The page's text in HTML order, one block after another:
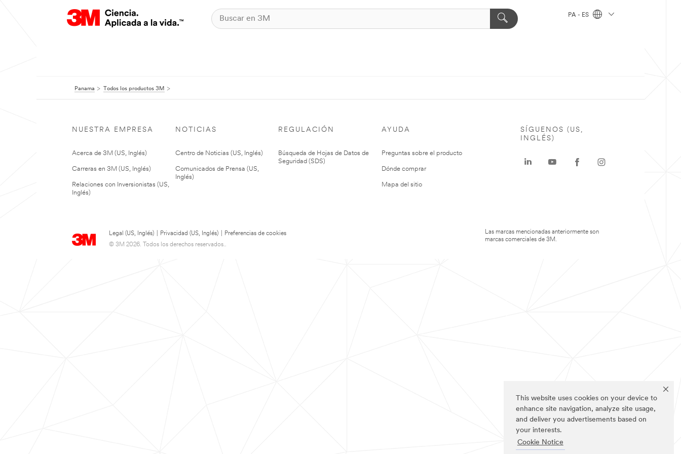
This website uses cookies on your device to
enhance site navigation, analyze site usage,
and deliver you advertisements based on
your interests.
Cookie Notice
PA - ES
Panama Todos los productos 3M
NUESTRA EMPRESA
Acerca de 3M (US, Inglés)
Carreras en 3M (US, Inglés)
Relaciones con Inversionistas (US,
Inglés)
NOTICIAS
Centro de Noticias (US, Inglés)
Comunicados de Prensa (US,
Inglés)
REGULACIÓN
Búsqueda de Hojas de Datos de
Seguridad (SDS)
AYUDA
Preguntas sobre el producto
Dónde comprar
Mapa del sitio
Legal (US, Inglés) Privacidad (US, Inglés)
Preferencias de cookies
© 3M 2026. Todos los derechos reservados..
SÍGUENOS (US,
INGLÉS)
Las marcas mencionadas anteriormente son
marcas comerciales de 3M.